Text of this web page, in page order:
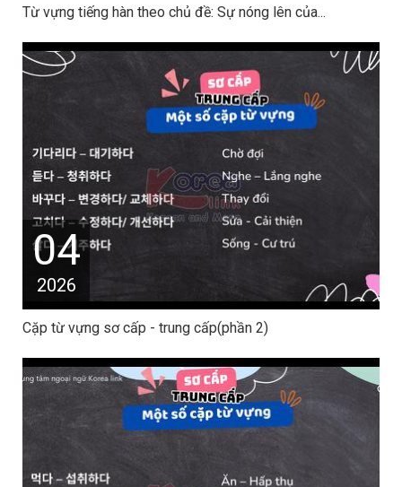
Từ vựng tiếng hàn theo chủ đề: Sự nóng lên của...
04
2026
Cặp từ vựng sơ cấp - trung cấp(phần 2)